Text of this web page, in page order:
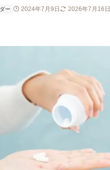
ー 2024年7月9日 2026年7月16日